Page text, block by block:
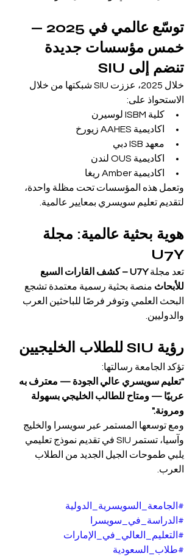
توسّع عالمي في 2025 —
خمس مؤسسات جديدة
تنضم إلى SIU
خلال 2025، عززت SIU شبكتها من خلال
الاستحواذ على:
كلية ISBM لوسيرن
اكاديمية AAHES زيورخ
معهد ISB دبي
اكاديمية OUS لندن
اكاديمية Amber ريغا
وتعمل هذه المؤسسات تحت مظلة واحدة،
لتقديم تعليم سويسري بمعايير عالمية.
هوية بحثية عالمية: مجلة
U7Y
تعد مجلة
U7Y – كشف القارات السبع
للأبحاث منصة بحثية رسمية معتمدة تشجع
البحث العلمي وتوفر فرصًا للباحثين العرب
والدوليين.
رؤية SIU للطلاب الخليجيين
تؤكد الجامعة رسالتها:
"تعليم سويسري عالي الجودة — معترف به
عربيًا — ومتاح للطالب الخليجي بسهولة
ومرونة."
ومع توسعها المستمر عبر سويسرا والخليج
وآسيا، تستمر SIU في تقديم نموذج تعليمي
يلبي طموحات الجيل الجديد من الطلاب
العرب.
#الجامعة_السويسرية_الدولية
#الدراسة_في_سويسرا
#التعليم_العالي_في_الإمارات
#طلاب_السعودية